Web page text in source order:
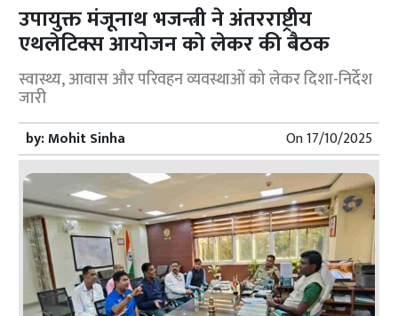
उपायुक्त मंजूनाथ भजन्त्री ने अंतरराष्ट्रीय
एथलेटिक्स आयोजन को लेकर की बैठक
स्वास्थ्य, आवास और परिवहन व्यवस्थाओं को लेकर दिशा-निर्देश
जारी
by:Mohit Sinha On17/10/2025